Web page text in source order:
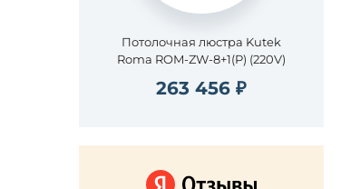
Потолочная люстра Kutek
Roma ROM-ZW-8+1(P) (220V)
263 456 ₽